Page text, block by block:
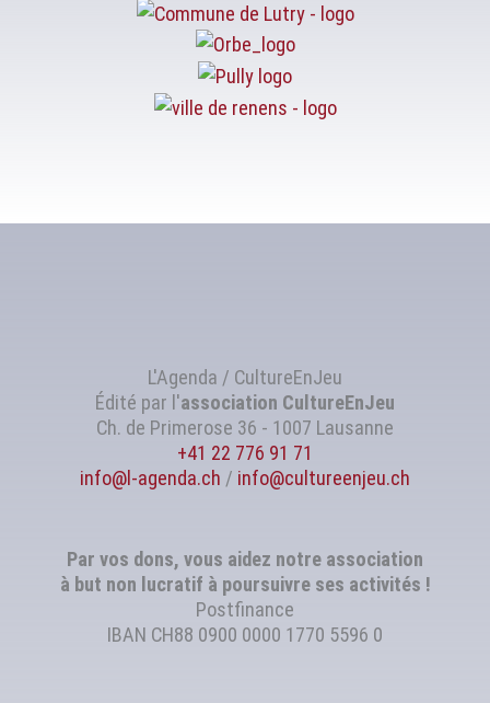
L'Agenda / CultureEnJeu
Édité par l'association CultureEnJeu
Ch. de Primerose 36 - 1007 Lausanne
+41 22 776 91 71
info@l-agenda.ch / info@cultureenjeu.ch
Par vos dons, vous aidez notre association
à but non lucratif à poursuivre ses activités !
Postfinance
IBAN CH88 0900 0000 1770 5596 0